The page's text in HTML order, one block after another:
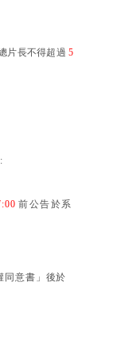
片長不得超過5
:
前公告於系
同意書」後於